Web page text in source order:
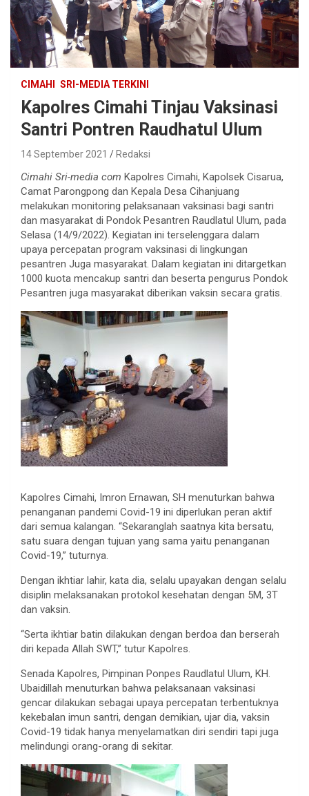
CIMAHI SRI-MEDIA TERKINI
Kapolres Cimahi Tinjau Vaksinasi
Santri Pontren Raudhatul Ulum
14 September 2021 Redaksi
Cimahi Sri-media com Kapolres Cimahi, Kapolsek Cisarua,
Camat Parongpong dan Kepala Desa Cihanjuang
melakukan monitoring pelaksanaan vaksinasi bagi santri
dan masyarakat di Pondok Pesantren Raudlatul Ulum, pada
Selasa (14/9/2022). Kegiatan ini terselenggara dalam
upaya percepatan program vaksinasi di lingkungan
pesantren Juga masyarakat. Dalam kegiatan ini ditargetkan
1000 kuota mencakup santri dan beserta pengurus Pondok
Pesantren juga masyarakat diberikan vaksin secara gratis.
Kapolres Cimahi, Imron Ernawan, SH menuturkan bahwa
penanganan pandemi Covid-19 ini diperlukan peran aktif
dari semua kalangan. “Sekaranglah saatnya kita bersatu,
satu suara dengan tujuan yang sama yaitu penanganan
Covid-19,” tuturnya.
Dengan ikhtiar lahir, kata dia, selalu upayakan dengan selalu
disiplin melaksanakan protokol kesehatan dengan 5M, 3T
dan vaksin.
“Serta ikhtiar batin dilakukan dengan berdoa dan berserah
diri kepada Allah SWT,” tutur Kapolres.
Senada Kapolres, Pimpinan Ponpes Raudlatul Ulum, KH.
Ubaidillah menuturkan bahwa pelaksanaan vaksinasi
gencar dilakukan sebagai upaya percepatan terbentuknya
kekebalan imun santri, dengan demikian, ujar dia, vaksin
Covid-19 tidak hanya menyelamatkan diri sendiri tapi juga
melindungi orang-orang di sekitar.